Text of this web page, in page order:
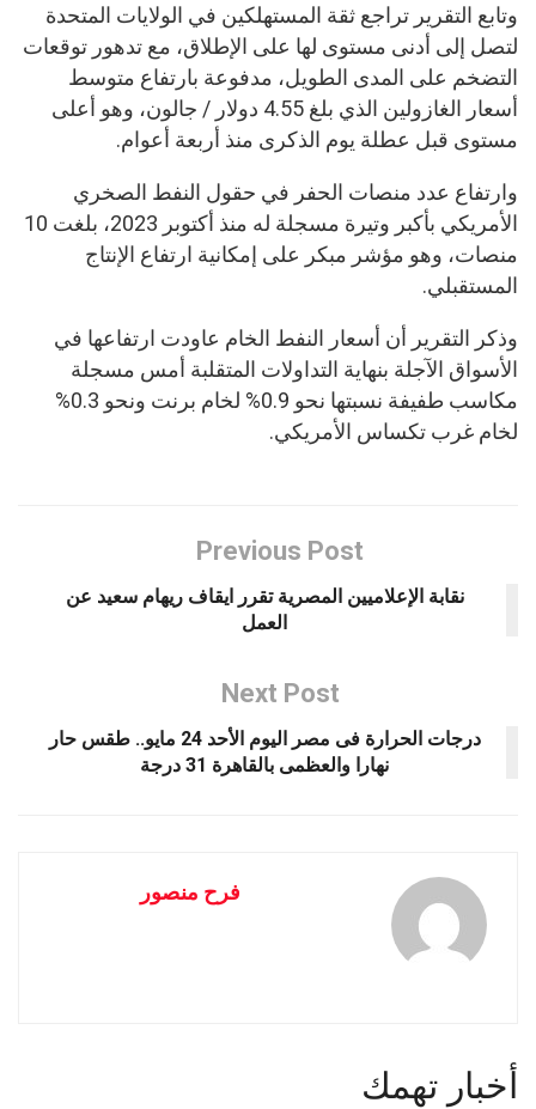
وتابع التقرير تراجع ثقة المستهلكين في الولايات المتحدة
لتصل إلى أدنى مستوى لها على الإطلاق، مع تدهور توقعات
التضخم على المدى الطويل، مدفوعة بارتفاع متوسط
أسعار الغازولين الذي بلغ 4.55 دولار / جالون، وهو أعلى
مستوى قبل عطلة يوم الذكرى منذ أربعة أعوام.
وارتفاع عدد منصات الحفر في حقول النفط الصخري
الأمريكي بأكبر وتيرة مسجلة له منذ أكتوبر 2023، بلغت 10
منصات، وهو مؤشر مبكر على إمكانية ارتفاع الإنتاج
المستقبلي.
وذكر التقرير أن أسعار النفط الخام عاودت ارتفاعها في
الأسواق الآجلة بنهاية التداولات المتقلبة أمس مسجلة
مكاسب طفيفة نسبتها نحو 0.9% لخام برنت ونحو 0.3%
لخام غرب تكساس الأمريكي.
Previous Post
نقابة الإعلاميين المصرية تقرر ايقاف ريهام سعيد عن
العمل
Next Post
درجات الحرارة فى مصر اليوم الأحد 24 مايو.. طقس حار
نهارا والعظمى بالقاهرة 31 درجة
فرح منصور
أخبار تهمك